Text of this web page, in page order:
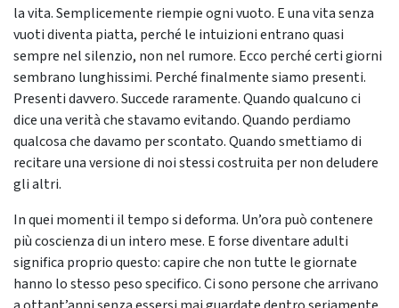
la vita. Semplicemente riempie ogni vuoto. E una vita senza
vuoti diventa piatta, perché le intuizioni entrano quasi
sempre nel silenzio, non nel rumore. Ecco perché certi giorni
sembrano lunghissimi. Perché finalmente siamo presenti.
Presenti davvero. Succede raramente. Quando qualcuno ci
dice una verità che stavamo evitando. Quando perdiamo
qualcosa che davamo per scontato. Quando smettiamo di
recitare una versione di noi stessi costruita per non deludere
gli altri.
In quei momenti il tempo si deforma. Un’ora può contenere
più coscienza di un intero mese. E forse diventare adulti
significa proprio questo: capire che non tutte le giornate
hanno lo stesso peso specifico. Ci sono persone che arrivano